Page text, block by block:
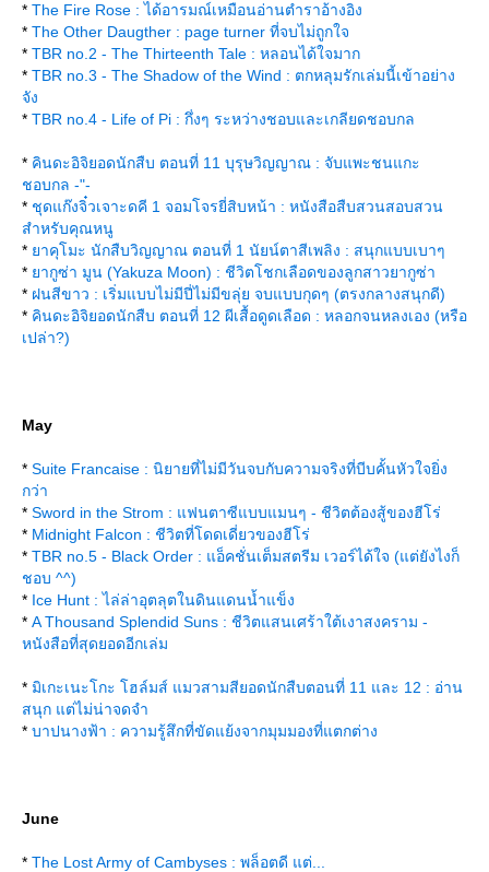
* The Fire Rose : ได้อารมณ์เหมือนอ่านตำราอ้างอิง
* The Other Daugther : page turner ที่จบไม่ถูกใจ
* TBR no.2 - The Thirteenth Tale : หลอนได้ใจมาก
* TBR no.3 - The Shadow of the Wind : ตกหลุมรักเล่มนี้เข้าอย่าง
จัง
* TBR no.4 - Life of Pi : กึ่งๆ ระหว่างชอบและเกลียดชอบกล
* คินดะอิจิยอดนักสืบ ตอนที่ 11 บุรุษวิญญาณ : จับแพะชนแกะ
ชอบกล -"-
* ชุดแก๊งจิ๋วเจาะดคี 1 จอมโจรยี่สิบหน้า : หนังสือสืบสวนสอบสวน
สำหรับคุณหนู
* าคุโมะ นักสืบวิญญาณ ตอนที่ 1 นัยน์ตาสีเพลิง : สนุกแบบเบาๆ
* ากูซ่า มูน (Yakuza Moon) : ชีวิตโชกเลือดของลูกสาวยากูซ่า
* ฝนสีขาว : เริ่มแบบไม่มีปี่ไม่มีขลุ่ย จบแบบกุดๆ (ตรงกลางสนุกดี)
* คินดะอิจิยอดนักสืบ ตอนที่ 12 ผีเสื้อดูดเลือด : หลอกจนหลงเอง (หรือ
เปล่า?)
May
* Suite Francaise : นิยายที่ไม่มีวันจบกับความจริงที่บีบคั้นหัวใจยิ่ง
กว่า
* Sword in the Strom : แฟนตาซีแบบแมนๆ - ชีวิตต้องสู้ของฮีโร่
* Midnight Falcon : ชีวิตที่โดดเดี่ยวของฮีโร่
* TBR no.5 - Black Order : แอ็คชั่นเต็มสตรีม เวอร์ได้ใจ (แต่ยังไงก็
ชอบ ^^)
* Ice Hunt : ไล่ล่าอุตลุตในดินแดนน้ำแข็ง
* A Thousand Splendid Suns : ชีวิตแสนเศร้าใต้เงาสงคราม -
หนังสือที่สุดยอดอีกเล่ม
* มิเกะเนะโกะ โฮล์มส์ แมวสามสียอดนักสืบตอนที่ 11 และ 12 : อ่าน
สนุก แต่ไม่น่าจดจำ
* บาปนางฟ้า : ความรู้สึกที่ขัดแย้งจากมุมมองที่แตกต่าง
June
* The Lost Army of Cambyses : พล็อตดี แต่...